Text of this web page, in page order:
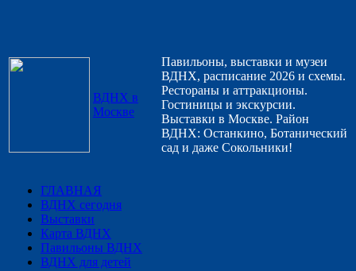
ВДНХ в
Москве
Павильоны, выставки и музеи
ВДНХ, расписание 2026 и схемы.
Рестораны и аттракционы.
Гостиницы и экскурсии.
Выставки в Москве. Район
ВДНХ: Останкино, Ботанический
сад и даже Сокольники!
ГЛАВНАЯ
ВДНХ сегодня
Выставки
Карта ВДНХ
Павильоны ВДНХ
ВДНХ для детей